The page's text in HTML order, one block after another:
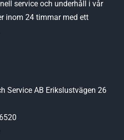
service och underhåll i vår
inom 24 timmar med ett
Service AB Erikslustvägen 26